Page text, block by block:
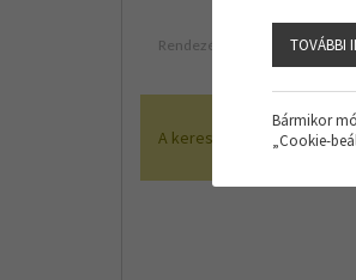
Rendezés:
A keresés nem hozott
TOVÁBBI
Bármikor
„Cookie-